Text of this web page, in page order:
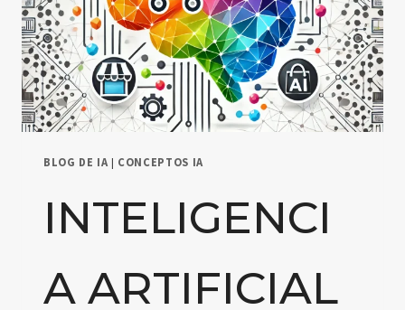
BLOG DE IA | CONCEPTOS IA
INTELIGENCI
A ARTIFICIAL